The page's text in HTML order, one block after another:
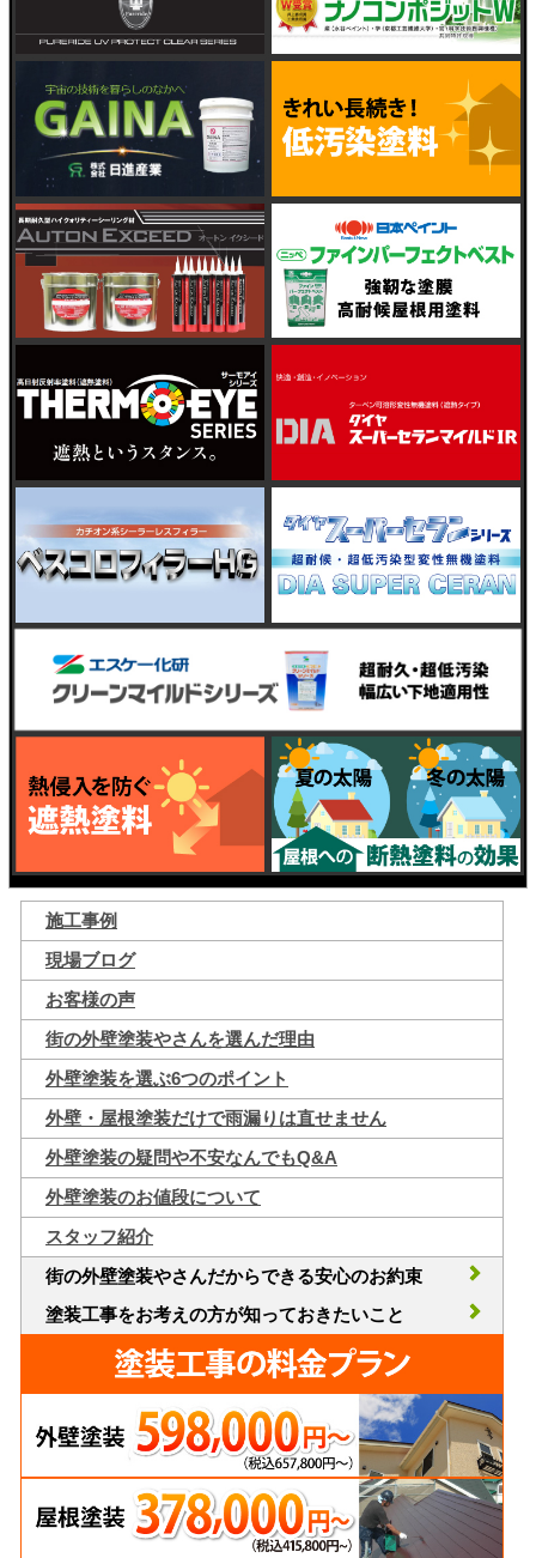
施工事例
現場ブログ
お客様の声
街の外壁塗装やさんを選んだ理由
外壁塗装を選ぶ6つのポイント
外壁・屋根塗装だけで雨漏りは直せません
外壁塗装の疑問や不安なんでもQ&A
外壁塗装のお値段について
スタッフ紹介
街の外壁塗装やさんだからできる安心のお約束
塗装工事をお考えの方が知っておきたいこと